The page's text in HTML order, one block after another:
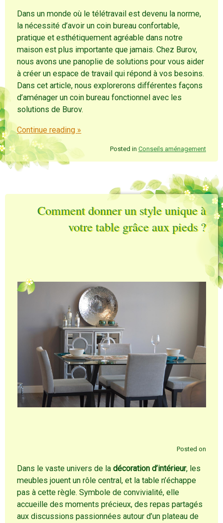
Dans un monde où le télétravail est devenu la norme,
la nécessité d’avoir un coin bureau confortable,
pratique et esthétiquement agréable dans notre
maison est plus importante que jamais. Chez Burov,
nous avons une panoplie de solutions pour vous aider
à créer un espace de travail qui répond à vos besoins.
Dans cet article, nous explorerons différentes façons
d’aménager un coin bureau fonctionnel avec les
solutions de Burov.
Continue reading »
Posted in Conseils aménagement
Comment donner un style unique à
votre table grâce aux pieds ?
Posted on
Dans le vaste univers de ladécoration d’intérieur, les
meubles jouent un rôle central, et la table n’échappe
pas à cette règle. Symbole de convivialité, elle
accueille des moments précieux, des repas partagés
aux discussions passionnées autour d’un plateau de